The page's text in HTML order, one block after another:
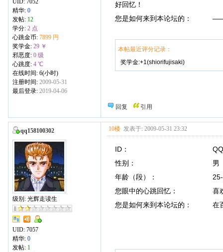
精华: 0
发帖: 12
学分: 2 点
心跳金币: 7899 円
奖学金: 29 ￥
邪恶度: 0 级
心跳度: 4 ℃
在线时间: 6(小时)
注册时间: 2009-05-31
最后登录: 2019-04-06
好回忆！
您是如何来到本论坛的： ——
本帖最近评分记录：
奖学金:+1(shiorifujisaki)
回复 引用
qq158100302
级别: 光辉走读生
UID: 7057
精华: 0
发帖: 1
10楼 发表于: 2009-05-31 23:32
ID：
性别： 男
年龄（段）： 25-
您眼中的心跳回忆： 喜欢
您是如何来到本论坛的： 在百